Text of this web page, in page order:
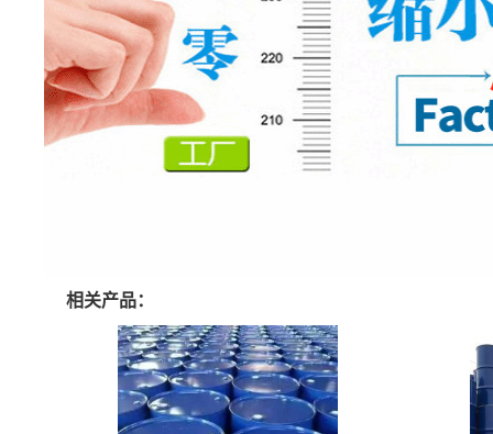
相关产品：